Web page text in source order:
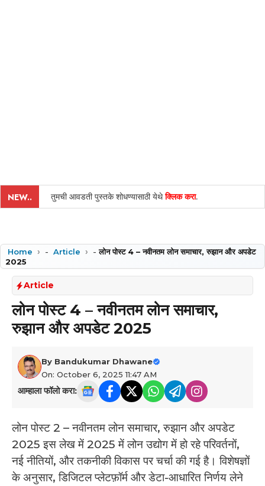
NEW.. तुमची आवडती पुस्तके शोधण्यासाठी येथेक्लिक करा.
Home - Article -लोन पोस्ट 4 – नवीनतम लोन समाचार, रुझान और अपडेट
2025
Article
लोन पोस्ट 4 – नवीनतम लोन समाचार,
रुझान और अपडेट 2025
By Bandukumar Dhawane
On: October 6, 2025 11:47 AM
आम्हाला फॉलो करा:
लोन पोस्ट 2 – नवीनतम लोन समाचार, रुझान और अपडेट
2025 इस लेख में 2025 में लोन उद्योग में हो रहे परिवर्तनों,
नई नीतियों, और तकनीकी विकास पर चर्चा की गई है। विशेषज्ञों
के अनुसार, डिजिटल प्लेटफ़ॉर्म और डेटा-आधारित निर्णय लेने